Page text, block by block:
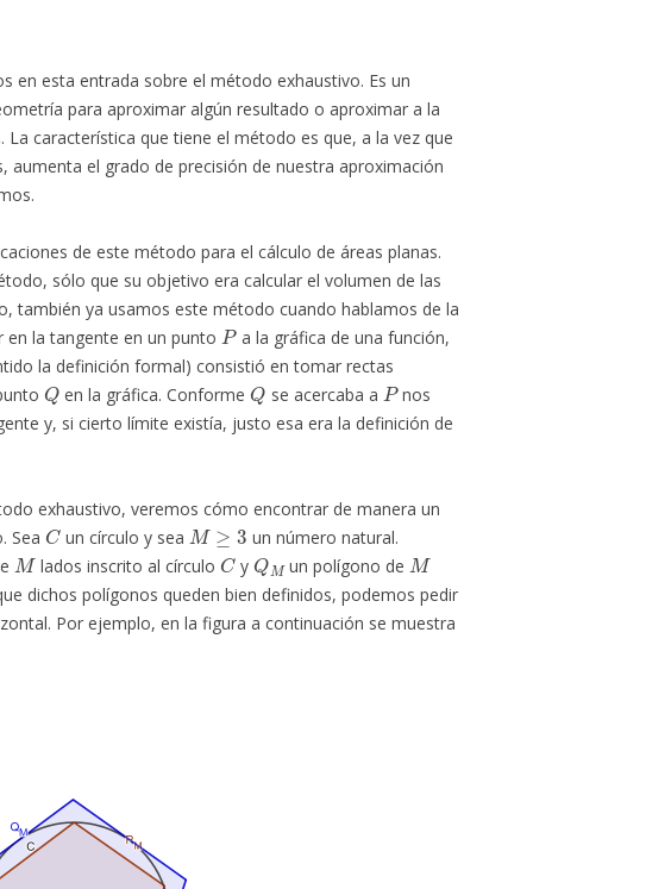
en esta entrada sobre el método exhaustivo. Es un
para aproximar algún resultado o aproximar a la
característica que tiene el método es que, a la vez que
aumenta el grado de precisión de nuestra aproximación
de este método para el cálculo de áreas planas.
sólo que su objetivo era calcular el volumen de las
también ya usamos este método cuando hablamos de la
en la tangente en un punto
P
a la gráfica de una función,
la definición formal) consistió en tomar rectas
Q
en la gráfica. Conforme
Q
se acercaba a
P
nos
y, si cierto límite existía, justo esa era la definición de
exhaustivo, veremos cómo encontrar de manera un
Sea
C
un círculo y sea
M≥3
un número natural.
M
lados inscrito al círculo
C
y
QM
un polígono de
M
dichos polígonos queden bien definidos, podemos pedir
Por ejemplo, en la figura a continuación se muestra